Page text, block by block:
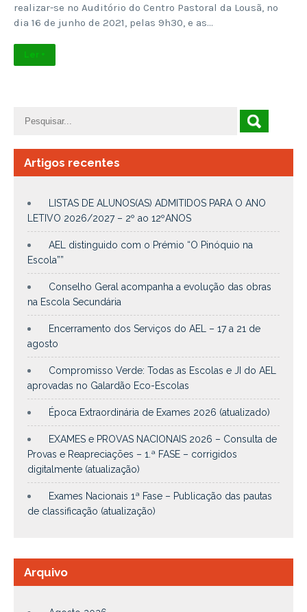
realizar-se no Auditório do Centro Pastoral da Lousã, no
dia 16 de junho de 2021, pelas 9h30, e as…
Ler +
Artigos recentes
LISTAS DE ALUNOS(AS) ADMITIDOS PARA O ANO
LETIVO 2026/2027 – 2º ao 12ºANOS
AEL distinguido com o Prémio “O Pinóquio na
Escola””
Conselho Geral acompanha a evolução das obras
na Escola Secundária
Encerramento dos Serviços do AEL – 17 a 21 de
agosto
Compromisso Verde: Todas as Escolas e JI do AEL
aprovadas no Galardão Eco-Escolas
Época Extraordinária de Exames 2026 (atualizado)
EXAMES e PROVAS NACIONAIS 2026 – Consulta de
Provas e Reapreciações – 1.ª FASE – corrigidos
digitalmente (atualização)
Exames Nacionais 1ª Fase – Publicação das pautas
de classificação (atualização)
Arquivo